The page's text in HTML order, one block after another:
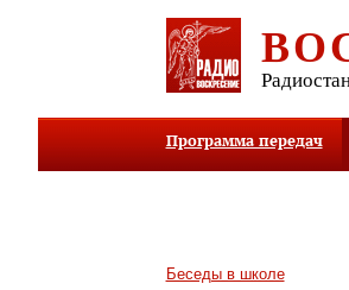
Программа передач
Беседы в школе